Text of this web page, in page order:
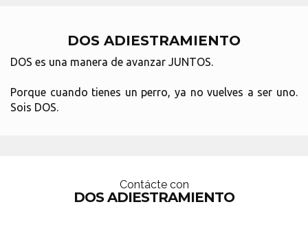
DOS ADIESTRAMIENTO
DOS es una manera de avanzar JUNTOS.
Porque cuando tienes un perro, ya no vuelves a ser uno.
Sois DOS.
Contácte con
DOS ADIESTRAMIENTO